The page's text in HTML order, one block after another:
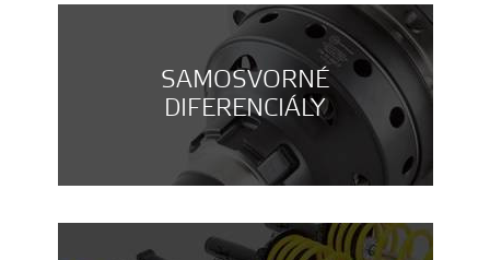
SAMOSVORNÉ
DIFERENCIÁLY